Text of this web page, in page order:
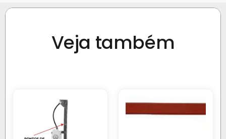
Veja também